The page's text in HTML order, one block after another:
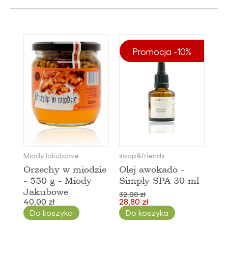
Miody Jakubowe
Orzechy w miodzie
- 550 g - Miody
Jakubowe
40,00 zł
Do koszyka
Promocja -10%
soap&friends
Olej awokado -
Simply SPA 30 ml
32,00 zł
28,80 zł
Do koszyka